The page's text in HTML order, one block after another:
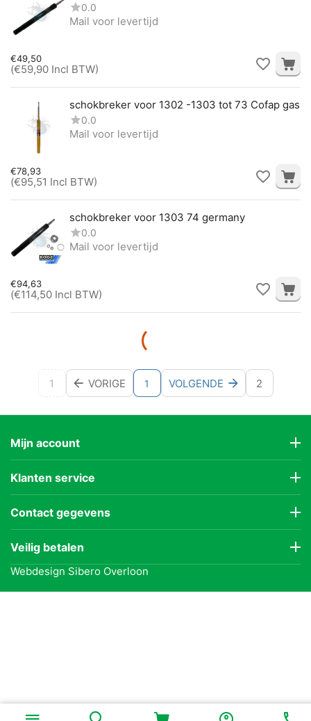
0.0
Mail voor levertijd
€49,50
(€59,90 Incl BTW)
schokbreker voor 1302 -1303 tot 73 Cofap gas
0.0
Mail voor levertijd
€78,93
(€95,51 Incl BTW)
schokbreker voor 1303 74 germany
0.0
Mail voor levertijd
€94,63
(€114,50 Incl BTW)
1 VORIGE 1 VOLGENDE 2
Mijn account
Klanten service
Contact gegevens
Veilig betalen
Webdesign Sibero Overloon